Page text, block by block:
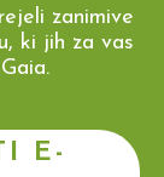
zanimive
ki jih za vas
E-